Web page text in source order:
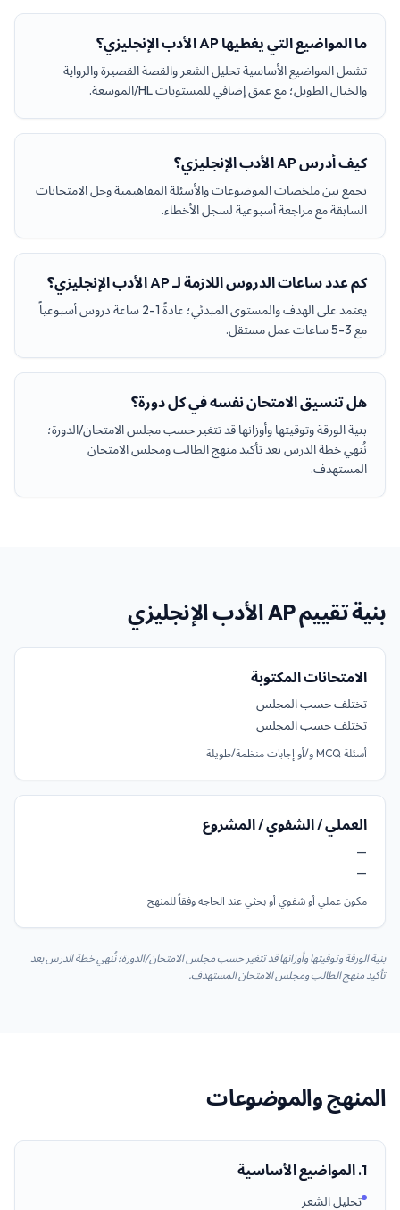
ما المواضيع التي يغطيها AP الأدب الإنجليزي؟
تشمل المواضيع الأساسية تحليل الشعر والقصة القصيرة والرواية
والخيال الطويل؛ مع عمق إضافي للمستويات HL/الموسعة.
كيف أدرس AP الأدب الإنجليزي؟
نجمع بين ملخصات الموضوعات والأسئلة المفاهيمية وحل الامتحانات
السابقة مع مراجعة أسبوعية لسجل الأخطاء.
كم عدد ساعات الدروس اللازمة لـ AP الأدب الإنجليزي؟
يعتمد على الهدف والمستوى المبدئي؛ عادةً 1-2 ساعة دروس أسبوعياً
مع 3-5 ساعات عمل مستقل.
هل تنسيق الامتحان نفسه في كل دورة؟
بنية الورقة وتوقيتها وأوزانها قد تتغير حسب مجلس الامتحان/الدورة؛
نُنهي خطة الدرس بعد تأكيد منهج الطالب ومجلس الامتحان
المستهدف.
بنية تقييم AP الأدب الإنجليزي
الامتحانات المكتوبة
تختلف حسب المجلس
تختلف حسب المجلس
أسئلة MCQ و/أو إجابات منظمة/طويلة
العملي / الشفوي / المشروع
—
—
مكون عملي أو شفوي أو بحثي عند الحاجة وفقاً للمنهج
بنية الورقة وتوقيتها وأوزانها قد تتغير حسب مجلس الامتحان/الدورة؛ نُنهي خطة الدرس بعد
تأكيد منهج الطالب ومجلس الامتحان المستهدف.
المنهج والموضوعات
1. المواضيع الأساسية
تحليل الشعر